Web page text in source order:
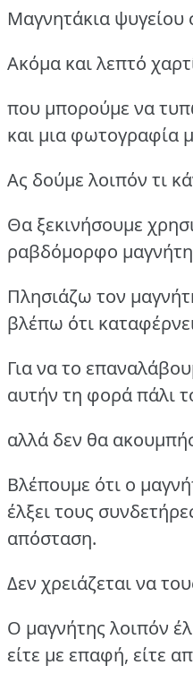
Μαγνητάκια ψυγείου
Ακόμα και λεπτό
που μπορούμε να
και μια φωτογραφία
Ας δούμε λοιπόν τι
Θα ξεκινήσουμε
ραβδόμορφο
Πλησιάζω τον
βλέπω ότι
Για να το
αυτήν τη φορά πάλι
αλλά δεν θα
Βλέπουμε ότι ο
έλξει τους
απόσταση.
Δεν χρειάζεται να
Ο μαγνήτης λοιπόν
είτε με επαφή, είτε